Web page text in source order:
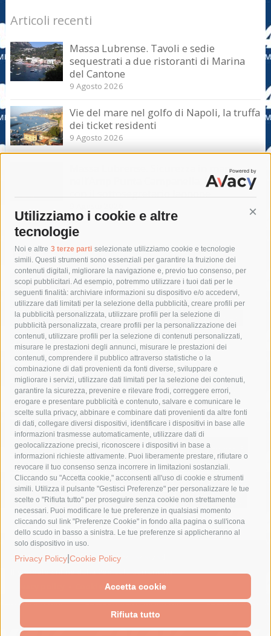
Utilizziamo i cookie e altre
tecnologie
Noi e altre 3 terze parti selezionate utilizziamo cookie e tecnologie
simili. Questi strumenti sono essenziali per garantire la fruizione dei
contenuti digitali, migliorare la navigazione e, previo tuo consenso, per
scopi pubblicitari. Ad esempio, potremmo utilizzare i tuoi dati per le
seguenti finalità: archiviare informazioni su dispositivo e/o accedervi,
utilizzare dati limitati per la selezione della pubblicità, creare profili per
la pubblicità personalizzata, utilizzare profili per la selezione di
pubblicità personalizzata, creare profili per la personalizzazione dei
contenuti, utilizzare profili per la selezione di contenuti personalizzati,
misurare le prestazioni degli annunci, misurare le prestazioni dei
contenuti, comprendere il pubblico attraverso statistiche o la
combinazione di dati provenienti da fonti diverse, sviluppare e
migliorare i servizi, utilizzare dati limitati per la selezione dei contenuti,
garantire la sicurezza, prevenire e rilevare frodi, correggere errori,
erogare e presentare pubblicità e contenuto, salvare e comunicare le
scelte sulla privacy, abbinare e combinare dati provenienti da altre fonti
di dati, collegare diversi dispositivi, identificare i dispositivi in base alle
informazioni trasmesse automaticamente, utilizzare dati di
geolocalizzazione precisi, riconoscere i dispositivi in base a
informazioni richieste attivamente. Puoi liberamente prestare, rifiutare o
revocare il tuo consenso senza incorrere in limitazioni sostanziali.
Cliccando su "Accetta cookie," acconsenti all'uso di cookie e strumenti
simili. Utilizza il pulsante "Gestisci Preferenze" per personalizzare le tue
scelte o "Rifiuta tutto" per proseguire senza cookie non strettamente
necessari. Puoi modificare le tue preferenze in qualsiasi momento
cliccando sul link "Preferenze Cookie" in fondo alla pagina o sull'icona
dello scudo in basso a sinistra. Le tue preferenze si applicheranno al
solo dispositivo in uso.
Privacy Policy Cookie Policy
Accetta cookie
Rifiuta tutto
Articoli recenti
Massa Lubrense. Tavoli e sedie
sequestrati a due ristoranti di Marina
del Cantone
9 Agosto 2026
Vie del mare nel golfo di Napoli, la truffa
dei ticket residenti
9 Agosto 2026
Massa Lubrense. Sicurezza in mare
nell’Amp Punta Campanella, incontro
con il sottosegretario Iannone
Tag
acqua allerta meteo
anas
area marina protetta di punta campanella
arresto
Asl Napoli 3 sud
capitaneria di porto capri
carabinieri
castellammare di stabia
circumvesuviana
comune di sorrento
concerto
contagi
costiera amalfitana
covid-19 eav
elezioni
fondazione sorrento
gori guardia costiera
incidente
lavori
lorenzo balducelli mare
massa lubrense
massimo coppola
Meta napoli
ordinanza
penisola sorrentina
piano di sorrento
polizia municipale
protezione civile
Regione Campania
sant'agnello
sindaco cuomo
sorrento studenti temporali
treni
turismo
Vico Equense villa fiorentino vincenzo de luca
© 2015 SorrentoPress. All rights reserved.
Il giornale online della Penisola Sorrentina
Cookie Policy